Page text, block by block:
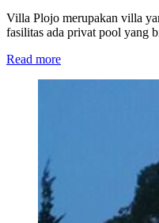
Villa Plojo merupakan villa
fasilitas ada privat pool yang
Read more